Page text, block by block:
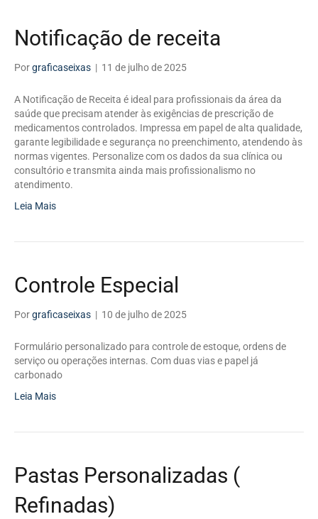
Notificação de receita
Porgraficaseixas | 11 de julho de 2025
A Notificação de Receita é ideal para profissionais da área da
saúde que precisam atender às exigências de prescrição de
medicamentos controlados. Impressa em papel de alta qualidade,
garante legibilidade e segurança no preenchimento, atendendo às
normas vigentes. Personalize com os dados da sua clínica ou
consultório e transmita ainda mais profissionalismo no
atendimento.
Leia Mais
Controle Especial
Porgraficaseixas | 10 de julho de 2025
Formulário personalizado para controle de estoque, ordens de
serviço ou operações internas. Com duas vias e papel já
carbonado
Leia Mais
Pastas Personalizadas (
Refinadas)